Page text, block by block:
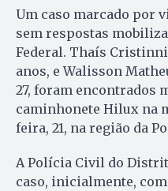
Um caso marcado por
sem respostas
Federal. Thaís
anos, e Walisson
27, foram encontrados
caminhonete Hilux na
feira, 21, na região da
A Polícia Civil do
caso, inicialmente,